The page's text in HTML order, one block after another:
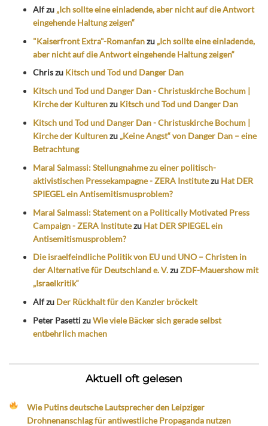
Alfzu „Ich sollte eine einladende, aber nicht auf die Antwort
eingehende Haltung zeigen“
"Kaiserfront Extra"-Romanfanzu „Ich sollte eine einladende,
aber nicht auf die Antwort eingehende Haltung zeigen“
Chriszu Kitsch und Tod und Danger Dan
Kitsch und Tod und Danger Dan - Christuskirche Bochum |
Kirche der Kulturenzu Kitsch und Tod und Danger Dan
Kitsch und Tod und Danger Dan - Christuskirche Bochum |
Kirche der Kulturenzu „Keine Angst“ von Danger Dan – eine
Betrachtung
Maral Salmassi: Stellungnahme zu einer politisch-
aktivistischen Pressekampagne - ZERA Institutezu Hat DER
SPIEGEL ein Antisemitismusproblem?
Maral Salmassi: Statement on a Politically Motivated Press
Campaign - ZERA Institutezu Hat DER SPIEGEL ein
Antisemitismusproblem?
Die israelfeindliche Politik von EU und UNO – Christen in
der Alternative für Deutschland e. V.zuZDF-Mauershow mit
„Israelkritik“
Alfzu Der Rückhalt für den Kanzler bröckelt
Peter PasettizuWie viele Bäcker sich gerade selbst
entbehrlich machen
Aktuell oft gelesen
Wie Putins deutsche Lautsprecher den Leipziger
Drohnenanschlag für antiwestliche Propaganda nutzen